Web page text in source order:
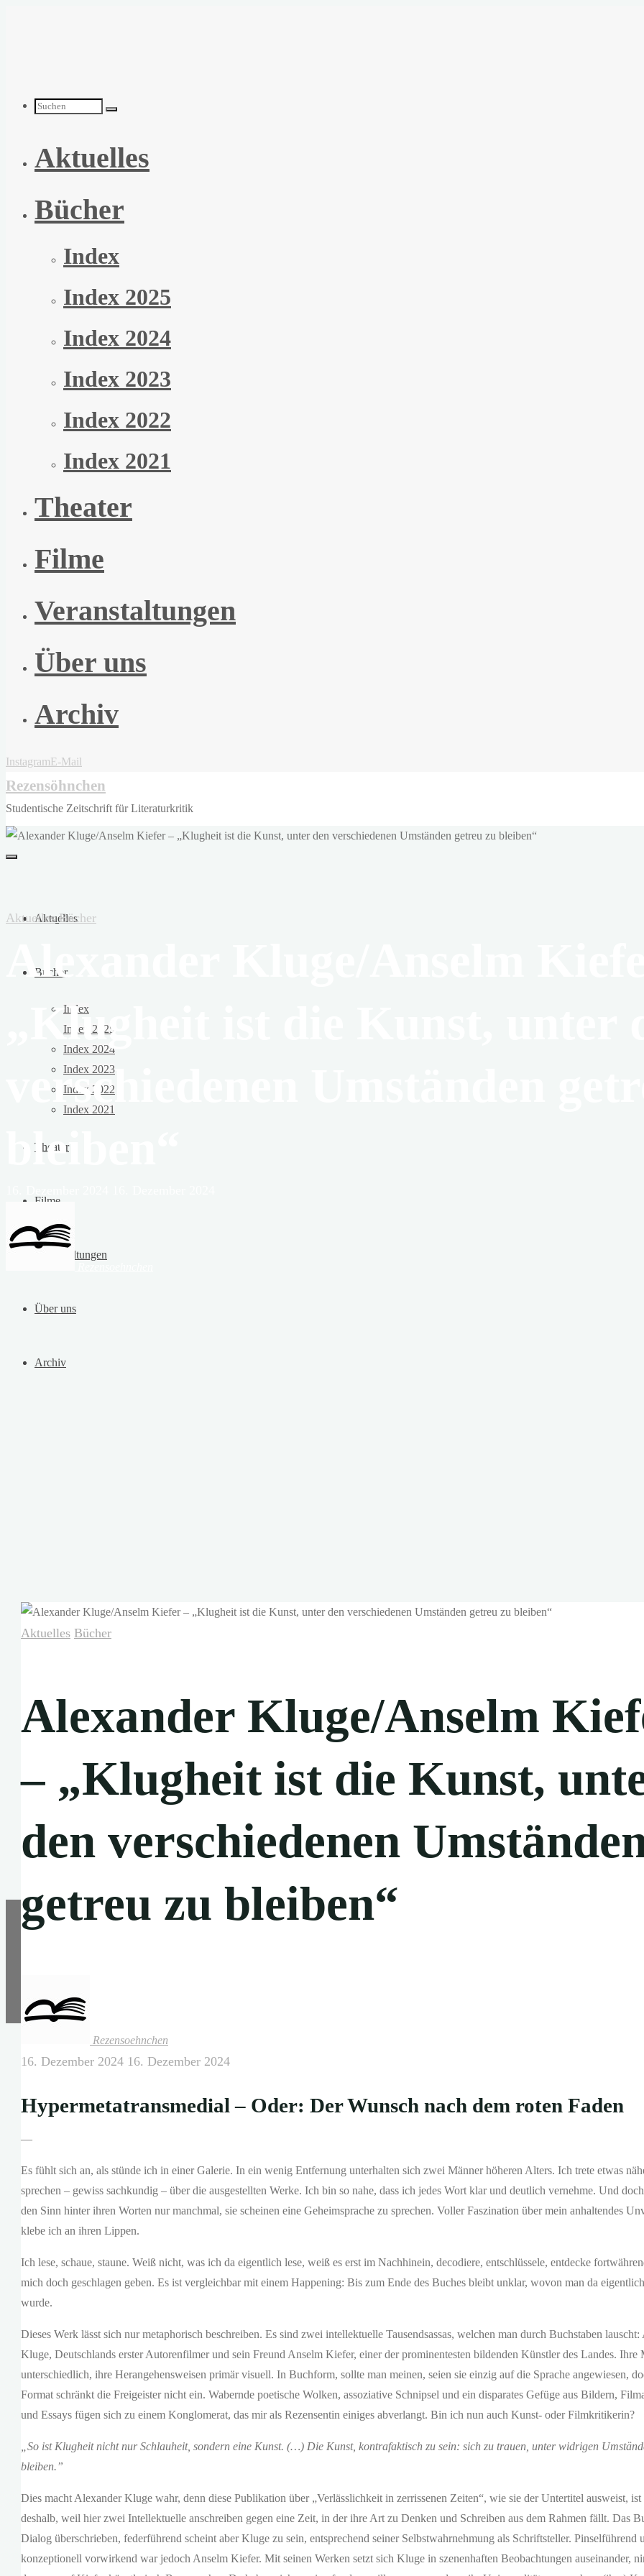
Suchen
nach:
Aktuelles
Bücher
Index
Index 2025
Index 2024
Index 2023
Index 2022
Index 2021
Theater
Filme
Veranstaltungen
Über uns
Archiv
InstagramE-Mail
Rezensöhnchen
Studentische Zeitschrift für Literaturkritik
Aktuelles
Bücher
Index
Index 2025
Index 2024
Index 2023
Index 2022
Index 2021
Theater
Filme
Veranstaltungen
Über uns
Archiv
Aktuelles Bücher
Alexander Kluge/Anselm
„Klugheit ist die Kunst, unter
verschiedenen Umständen
bleiben“
Aktuelles Bücher
Alexander Kluge/Anselm
– „Klugheit ist die Kunst,
den verschiedenen
getreu zu bleiben“
Rezensoehnchen
16. Dezember 2024 16. Dezember 2024
Hypermetatransmedial – Oder: Der Wunsch nach dem roten Faden
—
Es fühlt sich an, als stünde ich in einer Galerie. In ein wenig Entfernung unterhalten sich zwei Männer höheren Alters. Ich trete etwas
sprechen – gewiss sachkundig – über die ausgestellten Werke. Ich bin so nahe, dass ich jedes Wort klar und deutlich vernehme. Und
den Sinn hinter ihren Worten nur manchmal, sie scheinen eine Geheimsprache zu sprechen. Voller Faszination über mein anhaltendes
klebe ich an ihren Lippen.
Ich lese, schaue, staune. Weiß nicht, was ich da eigentlich lese, weiß es erst im Nachhinein, decodiere, entschlüssele, entdecke
mich doch geschlagen geben. Es ist vergleichbar mit einem Happening: Bis zum Ende des Buches bleibt unklar, wovon man da
wurde.
Dieses Werk lässt sich nur metaphorisch beschreiben. Es sind zwei intellektuelle Tausendsassas, welchen man durch Buchstaben lauscht:
Kluge, Deutschlands erster Autorenfilmer und sein Freund Anselm Kiefer, einer der prominentesten bildenden Künstler des Landes. Ihre
unterschiedlich, ihre Herangehensweisen primär visuell. In Buchform, sollte man meinen, seien sie einzig auf die Sprache angewiesen,
Format schränkt die Freigeister nicht ein. Wabernde poetische Wolken, assoziative Schnipsel und ein disparates Gefüge aus Bildern,
und Essays fügen sich zu einem Konglomerat, das mir als Rezensentin einiges abverlangt. Bin ich nun auch Kunst- oder Filmkritikerin?
„So ist Klugheit nicht nur Schlauheit, sondern eine Kunst. (…) Die Kunst, kontrafaktisch zu sein: sich zu trauen, unter widrigen
bleiben.”
Dies macht Alexander Kluge wahr, denn diese Publikation über „Verlässlichkeit in zerrissenen Zeiten“, wie sie der Untertitel ausweist,
deshalb, weil hier zwei Intellektuelle anschreiben gegen eine Zeit, in der ihre Art zu Denken und Schreiben aus dem Rahmen fällt. Das
Dialog überschrieben, federführend scheint aber Kluge zu sein, entsprechend seiner Selbstwahrnehmung als Schriftsteller. Pinselführend
konzeptionell vorwirkend war jedoch Anselm Kiefer. Mit seinen Werken setzt sich Kluge in szenenhaften Beobachtungen auseinander,